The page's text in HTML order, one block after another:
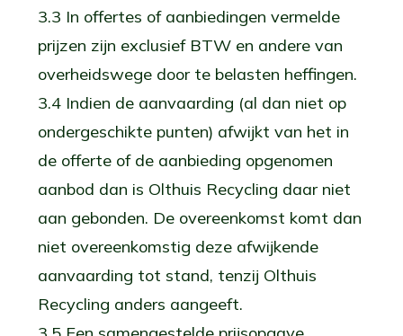
3.3 In offertes of aanbiedingen vermelde
prijzen zijn exclusief BTW en andere van
overheidswege door te belasten heffingen.
3.4 Indien de aanvaarding (al dan niet op
ondergeschikte punten) afwijkt van het in
de offerte of de aanbieding opgenomen
aanbod dan is Olthuis Recycling daar niet
aan gebonden. De overeenkomst komt dan
niet overeenkomstig deze afwijkende
aanvaarding tot stand, tenzij Olthuis
Recycling anders aangeeft.